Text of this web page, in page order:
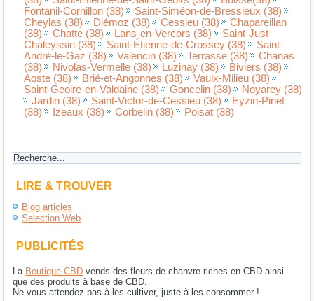
Fontanil-Cornillon (38)
Saint-Siméon-de-Bressieux (38)
Cheylas (38)
Diémoz (38) Cessieu (38)
Chapareillan
(38)
Chatte (38) Lans-en-Vercors (38)
Saint-Just-
Chaleyssin (38)
Saint-Étienne-de-Crossey (38)
Saint-
André-le-Gaz (38)
Valencin (38) Terrasse (38)
Chanas
(38)
Nivolas-Vermelle (38) Luzinay (38)
Biviers (38)
Aoste (38)
Brié-et-Angonnes (38)
Vaulx-Milieu (38)
Saint-Geoire-en-Valdaine (38)
Goncelin (38)
Noyarey (38)
Jardin (38)
Saint-Victor-de-Cessieu (38)
Eyzin-Pinet
(38)
Izeaux (38) Corbelin (38) Poisat (38)
LIRE & TROUVER
Blog articles
Selection Web
PUBLICITÉS
La Boutique CBD vends des fleurs de chanvre riches en CBD ainsi
que des produits à base de CBD.
Ne vous attendez pas à les cultiver, juste à les consommer !